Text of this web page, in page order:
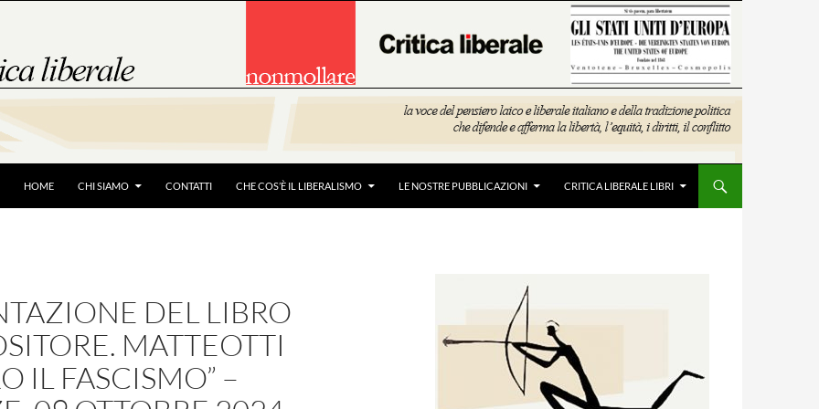
HOME CHI SIAMO CONTATTI CHE COS’È IL LIBERALISMO LE NOSTRE PUBBLICAZIONI CRITICA LIBERALE LIBRI
DEL LIBRO
MATTEOTTI
IL FASCISMO” –